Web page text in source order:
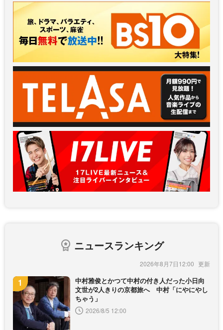
ニュースランキング
2026年8月7日12:00
中村雅俊とかつて中村の付き人だった小日向
文世が2人きりの京都旅へ 中村「にやにやし
ちゃう」
2026/8/5 12:00